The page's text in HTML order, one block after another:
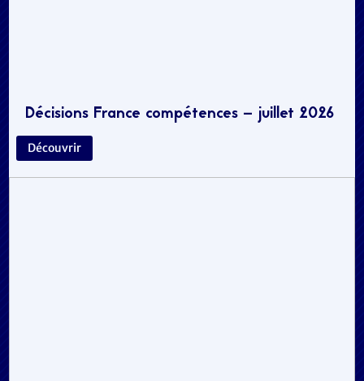
Décisions France compétences – juillet 2026
Découvrir